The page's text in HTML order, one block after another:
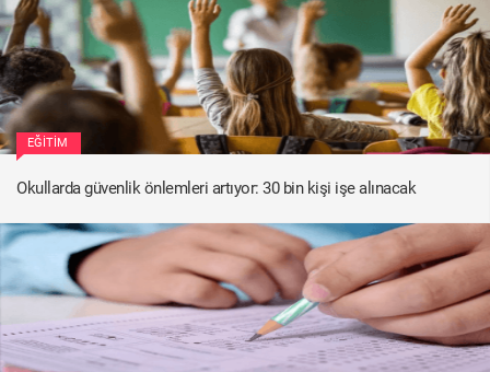
EĞITIM
Okullarda güvenlik önlemleri artıyor: 30 bin kişi işe alınacak